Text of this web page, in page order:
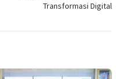
Transformasi Digital